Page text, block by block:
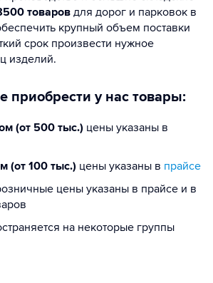
товаров для дорог и парковок в
крупный объем поставки
срок произвести нужное
изделий.
приобрести у нас товары:
(от 500 тыс.) цены указаны в
(от 100 тыс.) цены указаны в прайсе
цены указаны в прайсе и в
на некоторые группы